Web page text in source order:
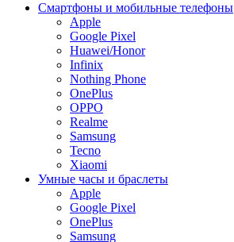
Смартфоны и мобильные телефоны
Apple
Google Pixel
Huawei/Honor
Infinix
Nothing Phone
OnePlus
OPPO
Realme
Samsung
Tecno
Xiaomi
Умные часы и браслеты
Apple
Google Pixel
OnePlus
Samsung